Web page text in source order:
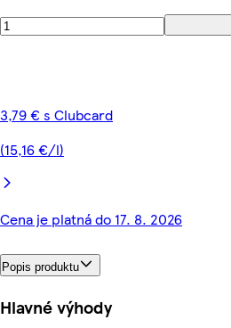
3,79 € s Clubcard
(15,16 €/l)
Cena je platná do 17. 8. 2026
Popis produktu
Hlavné výhody